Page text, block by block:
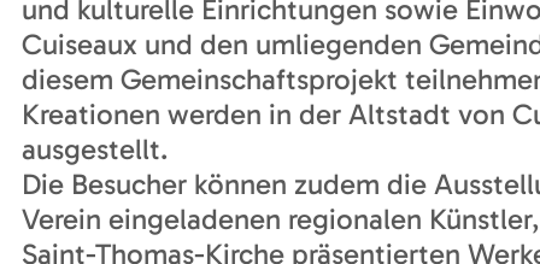
und kulturelle Einrichtungen sowie
Cuiseaux und den umliegenden
diesem Gemeinschaftsprojekt
Kreationen werden in der Altstadt von
ausgestellt.
Die Besucher können zudem die
Verein eingeladenen regionalen
Saint-Thomas-Kirche präsentierten